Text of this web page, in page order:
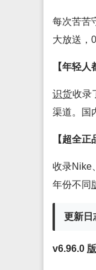
每次苦苦
大放送，
【年轻人
识货收录
渠道。国
【超全正
收录Nike
年份不同
更新日
v6.96.0 版